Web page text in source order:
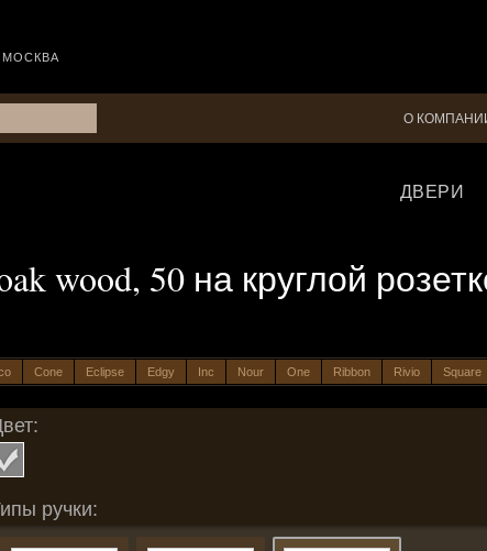
МОСКВА
О
ДВЕРИ
wood, 50 на круглой
Cone Eclipse Edgy Inc Nour One Ribbon Rivio Square
ручки: